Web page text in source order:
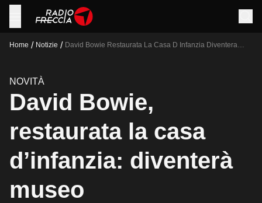
Home / Notizie / David Bowie Restaurata La Casa D Infanzia Diventera
NOVITÀ
David Bowie,
restaurata la casa
d’infanzia: diventerà
museo